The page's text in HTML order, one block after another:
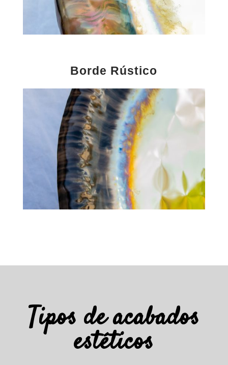
Borde Rústico
Tipos de acabados
estéticos